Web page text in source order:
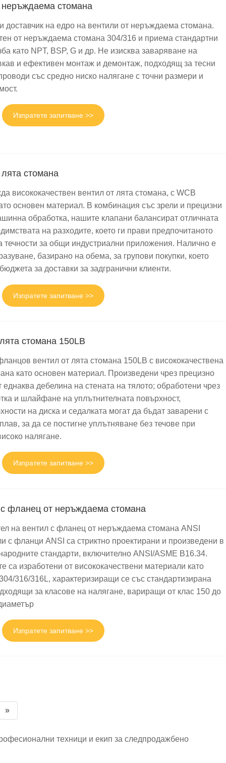
и силни в устойчивост на натиск, подходящи за
отличаващи се с отлична устойчивост на висока
химическото инженерство.
основи, подходящи за пречистване на отпадни води,
части са изработени от висококачествени
с практичност.
Diye Valve е специализирана в
широкомащабна модерна производствена база, ние
с изключително качество — отличаващи се с висока
бързо планиране и навременна доставка, като
тестване, опаковане и логистика, осигурявайки
неръждаема стомана
доставчик на едро на вентили от неръждаема стомана.
от неръждаема стомана 304/316 и приема стандартни
като NPT, BSP, G и др. Не изисква заваряване на
и ефективен монтаж и демонтаж, подходящ за тесни
със средно ниско налягане с точни размери и
Изпратете запитване >>
стомана
висококачествен вентил от лята стомана, с WCB
основен материал. В комбинация със зрели и прецизни
обработка, нашите клапани балансират отличната
на разходите, което ги прави предпочитаното
течности за общи индустриални приложения. Налично е
базирано на обема, за групови покупки, което
за доставки за задгранични клиенти.
Изпратете запитване >>
стомана 150LB
вентил от лята стомана 150LB с висококачествена
като основен материал. Произведени чрез прецизно
дебелина на стената на тялото; обработени чрез
и шлайфане на уплътнителната повърхност,
на диска и седалката могат да бъдат заварени с
за да се постигне уплътняване без течове при
налягане.
Изпратете запитване >>
фланец от неръждаема стомана
на вентил с фланец от неръждаема стомана ANSI
с фланци ANSI са стриктно проектирани и произведени в
стандарти, включително ANSI/ASME B16.34.
са изработени от висококачествени материали като
316/316L, характеризиращи се със стандартизирана
за класове на налягане, вариращи от клас 150 до
Изпратете запитване >>
»
техници и екип за следпродажбено